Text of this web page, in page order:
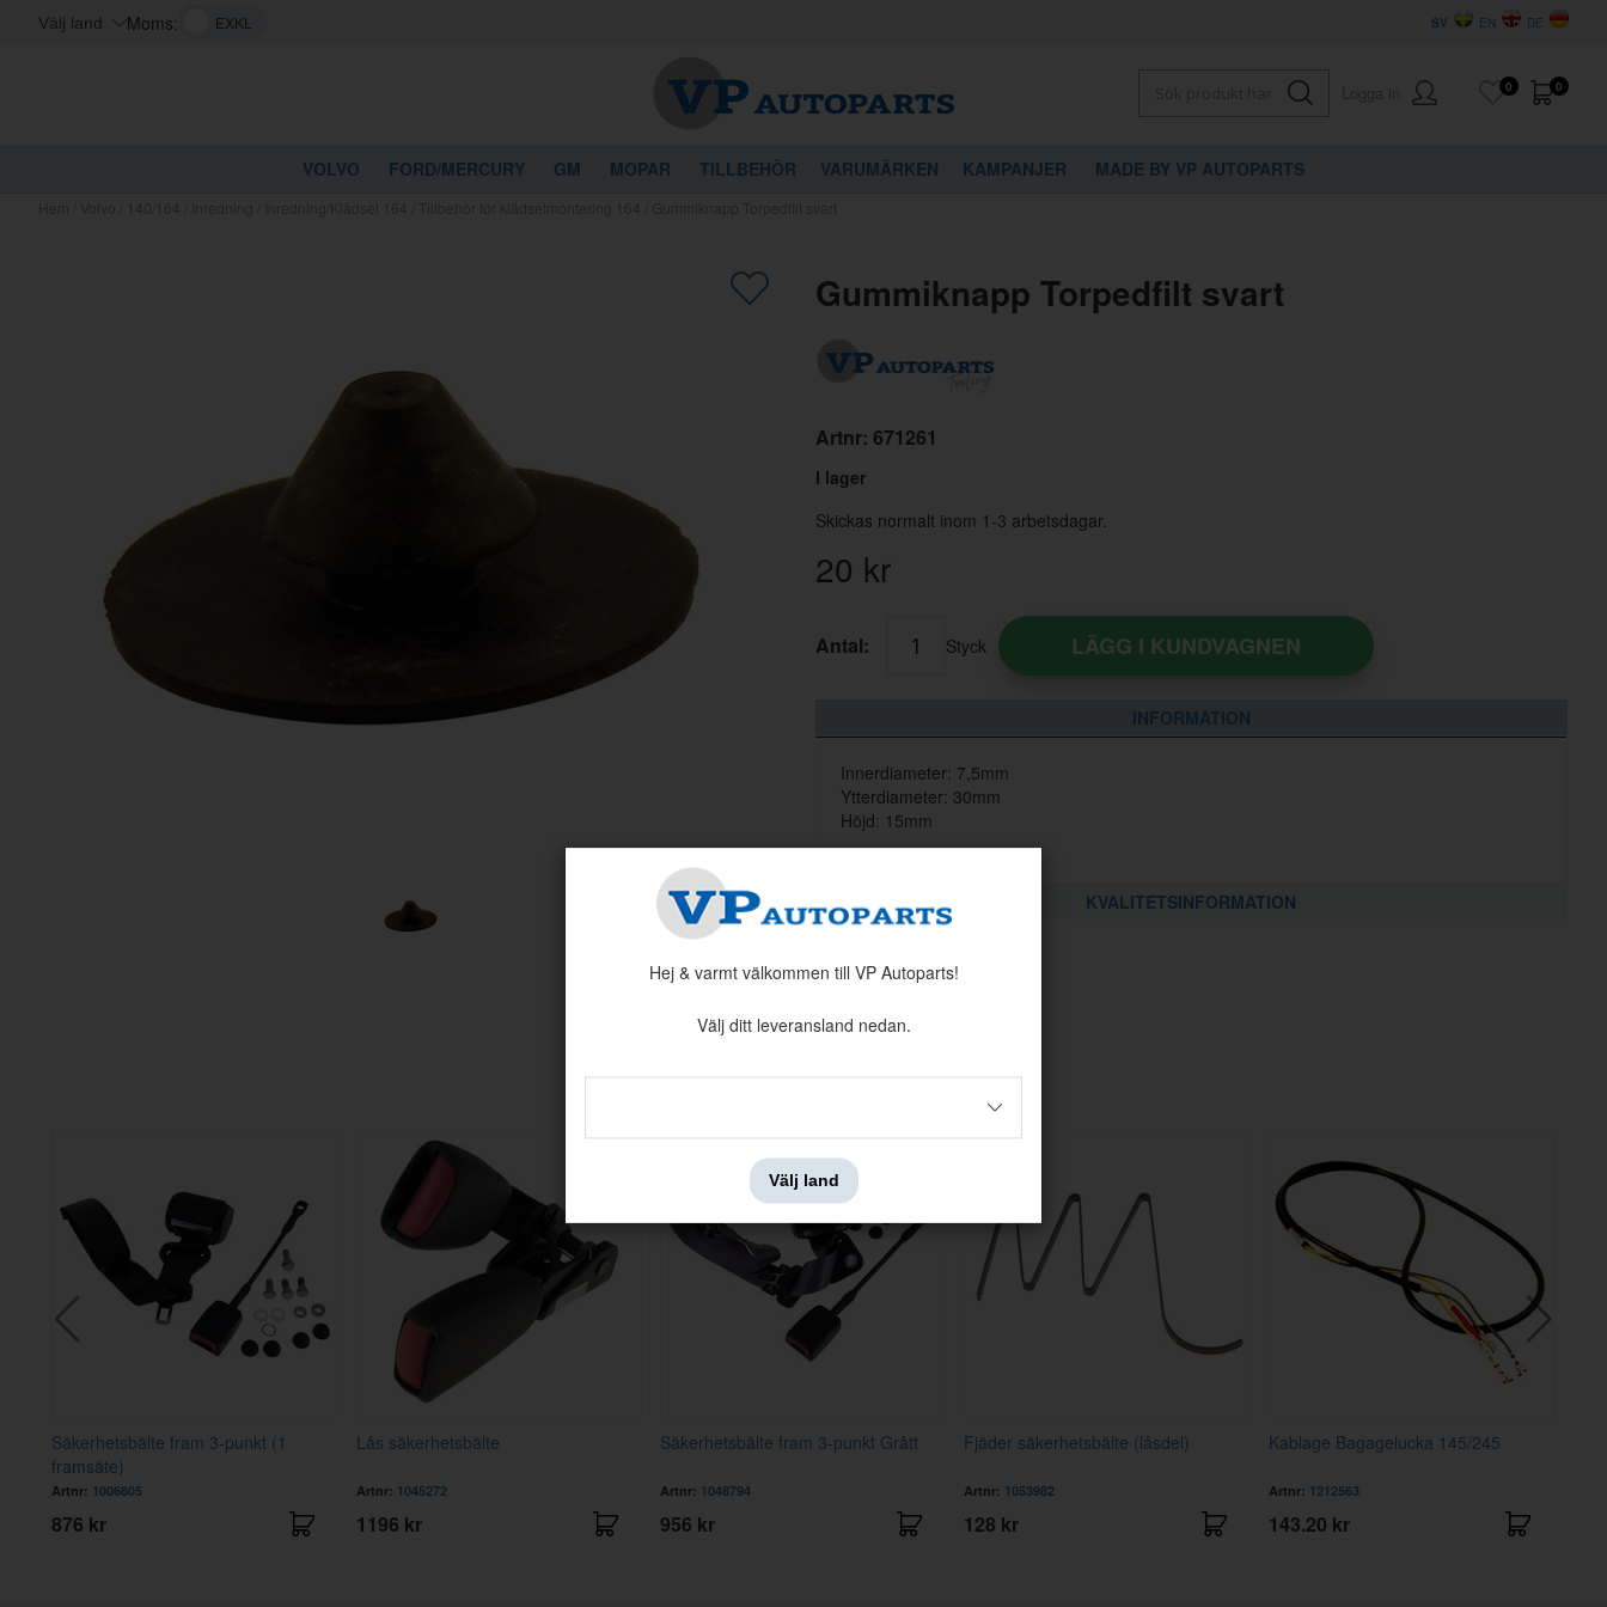
Välj land Moms: DE
EN
SV
0
0
VOLVO FORD/MERCURY GM MOPAR TILLBEHÖR VARUMÄRKEN KAMPANJER MADE BY VP AUTOPARTS
Kanske någon av dessa produkter kan intressera dig?
Gummiknapp Torpedfilt svart
Artnr: 671261
I lager
Skickas normalt inom 1-3 arbetsdagar.
20 kr
Antal: Styck LÄGG I KUNDVAGNEN
INFORMATION
Innerdiameter: 7,5mm
Ytterdiameter: 30mm
Höjd: 15mm
KVALITETSINFORMATION
Säkerhetsbälte fram 3-punkt (1
framsäte)
Artnr: 1006805
876 kr
Lås säkerhetsbälte
Artnr: 1045272
1196 kr
Säkerhetsbälte fram 3-punkt Grått
Artnr: 1048794
956 kr
Fjäder säkerhetsbälte (låsdel)
Artnr: 1053982
128 kr
Kablage Bagagelucka 145/245
Artnr: 1212563
143.20 kr
Hej & varmt välkommen till VP Autoparts!
Välj ditt leveransland nedan.
Välj land